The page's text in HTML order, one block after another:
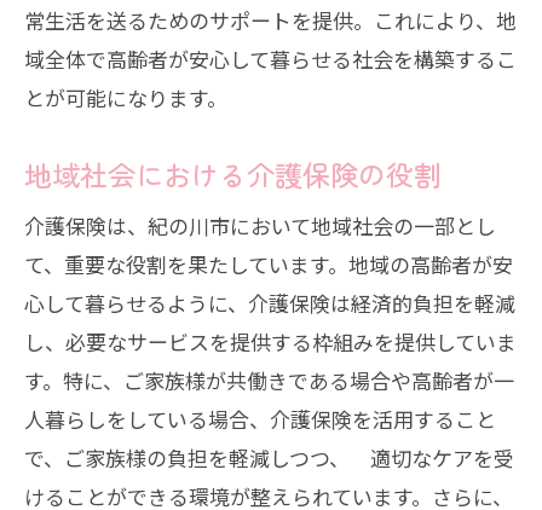
法
介護保険を利用した家庭での支援の方法
安心してサービスを利用するためのアド
介護保険サービスで高齢者の暮らしを支える
方法
介護保険が支える高齢者の自立生活
地域との連携で実現する安心の暮らし
介護保険サービスがもたらす家庭の安心
高齢者の生活の質を高めるためのサービ
ス
紀の川市の介護保険と地域コミュニティ
常生活を送るためのサポートを提供。これにより、地
域全体で高齢者が安心して暮らせる社会を構築するこ
とが可能になります。
地域社会における介護保険の役割
介護保険は、紀の川市において地域社会の一部とし
て、重要な役割を果たしています。地域の高齢者が安
心して暮らせるように、介護保険は経済的負担を軽減
し、必要なサービスを提供する枠組みを提供していま
す。特に、ご家族様が共働きである場合や高齢者が一
人暮らしをしている場合、介護保険を活用すること
で、ご家族様の負担を軽減しつつ、 適切なケアを受
けることができる環境が整えられています。さらに、